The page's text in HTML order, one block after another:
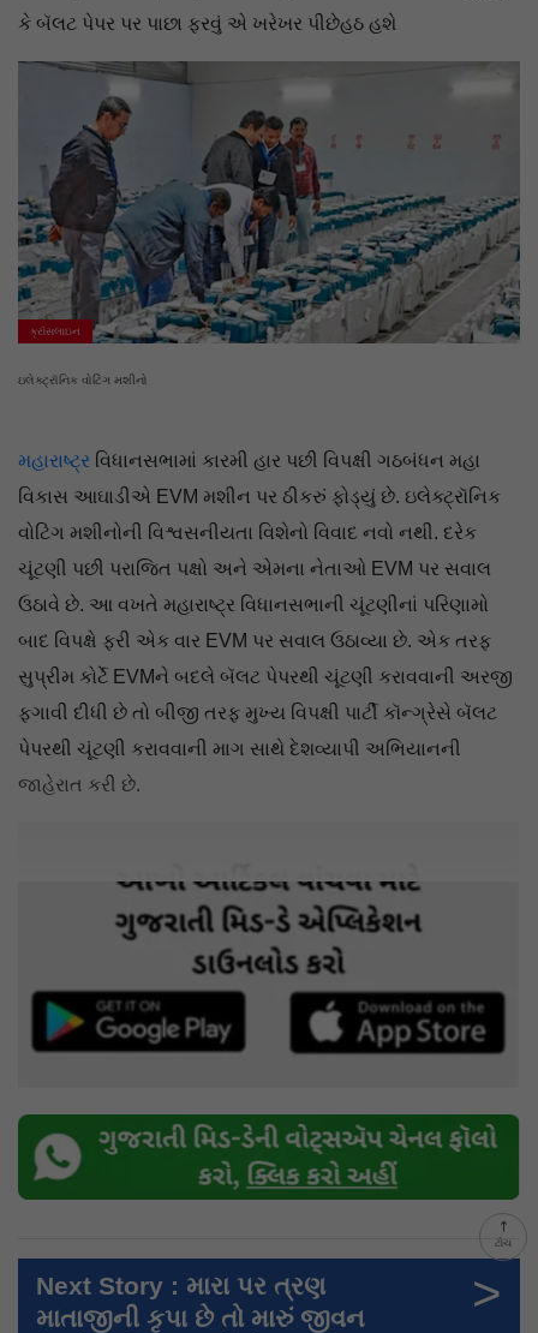
ટોચ
કે બૅલટ પેપર પર પાછા ફરવું એ ખરેખર પીછેહઠ હશે
ક્રૉસલાઇન
ઇલેક્ટ્રૉનિક વોટિંગ મશીનો
મહારાષ્ટ્ર વિધાનસભામાં કારમી હાર પછી વિપક્ષી ગઠબંધન મહા
વિકાસ આઘાડીએ EVM મશીન પર ઠીકરું ફોડ્યું છે. ઇલેક્ટ્રૉનિક
વોટિંગ મશીનોની વિશ્વસનીયતા વિશેનો વિવાદ નવો નથી. દરેક
ચૂંટણી પછી પરાજિત પક્ષો અને એમના નેતાઓ EVM પર સવાલ
ઉઠાવે છે. આ વખતે મહારાષ્ટ્ર વિધાનસભાની ચૂંટણીનાં પરિણામો
બાદ વિપક્ષે ફરી એક વાર EVM પર સવાલ ઉઠાવ્યા છે. એક તરફ
સુપ્રીમ કોર્ટે EVMને બદલે બૅલટ પેપરથી ચૂંટણી કરાવવાની અરજી
ફગાવી દીધી છે તો બીજી તરફ મુખ્ય વિપક્ષી પાર્ટી કૉન્ગ્રેસે બૅલટ
પેપરથી ચૂંટણી કરાવવાની માગ સાથે દેશવ્યાપી અભિયાનની
જાહેરાત કરી છે.
Next Story : મારા પર ત્રણ
માતાજીની કૃપા છે તો મારું જીવન
>